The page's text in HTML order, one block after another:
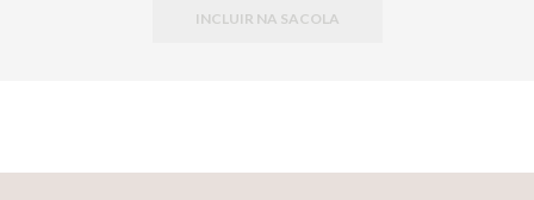
INCLUIR NA SACOLA